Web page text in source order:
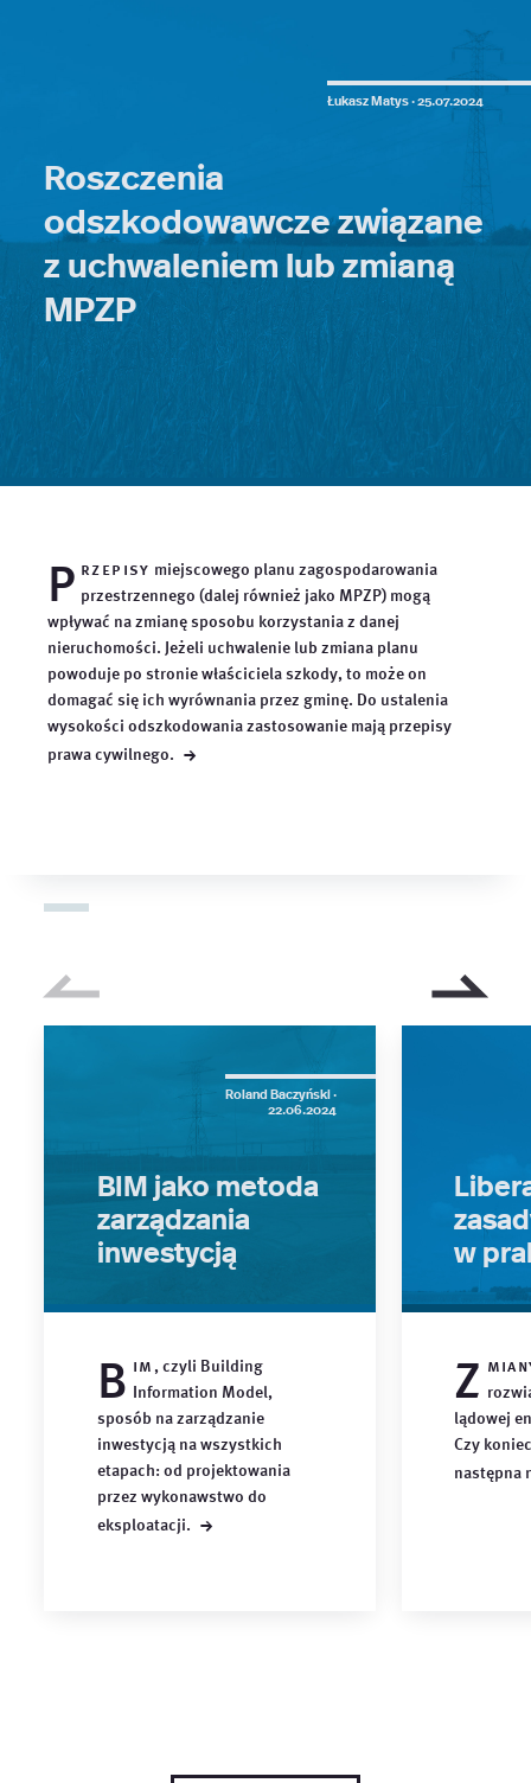
Łukasz Matys ·25.07.2024
Roszczenia
odszkodowawcze związane
z uchwaleniem lub zmianą
MPZP
P rzepisy miejscowego planu zagospodarowania
przestrzennego (dalej również jako MPZP) mogą
wpływać na zmianę sposobu korzystania z danej
nieruchomości. Jeżeli uchwalenie lub zmiana planu
powoduje po stronie właściciela szkody, to może on
domagać się ich wyrównania przez gminę. Do ustalenia
wysokości odszkodowania zastosowanie mają przepisy
prawacywilnego. →
Roland Baczyński ·
22.06.2024
BIM jako metoda
zarządzania
inwestycją
B im , czyli Building
Information Model,
sposób na zarządzanie
inwestycją na wszystkich
etapach: od projektowania
przez wykonawstwo do
eksploatacji. →
w
Z
lądowej
Czy
następna